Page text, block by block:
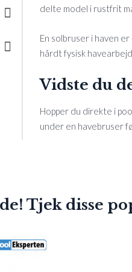
delte model i rustfrit
En solbruser i haven
hårdt fysisk
Vidste du
Hopper du direkte i
under en havebruser
Tjek disse